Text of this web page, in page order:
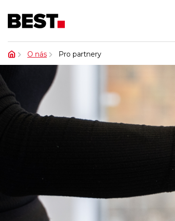
O nás Pro partnery